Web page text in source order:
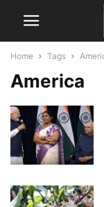
Home Tags
America